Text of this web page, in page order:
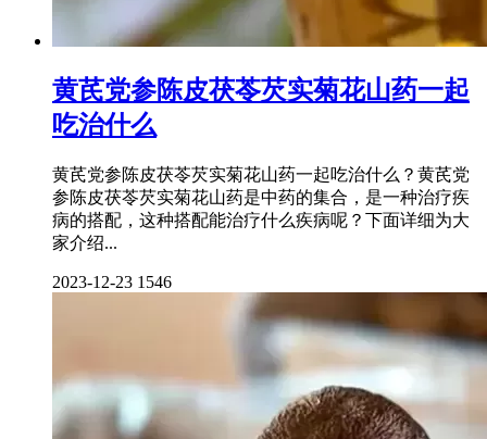
黄芪党参陈皮茯苓芡实菊花山药一起
吃治什么
黄芪党参陈皮茯苓芡实菊花山药一起吃治什么？黄芪党
参陈皮茯苓芡实菊花山药是中药的集合，是一种治疗疾
病的搭配，这种搭配能治疗什么疾病呢？下面详细为大
家介绍...
2023-12-23 1546